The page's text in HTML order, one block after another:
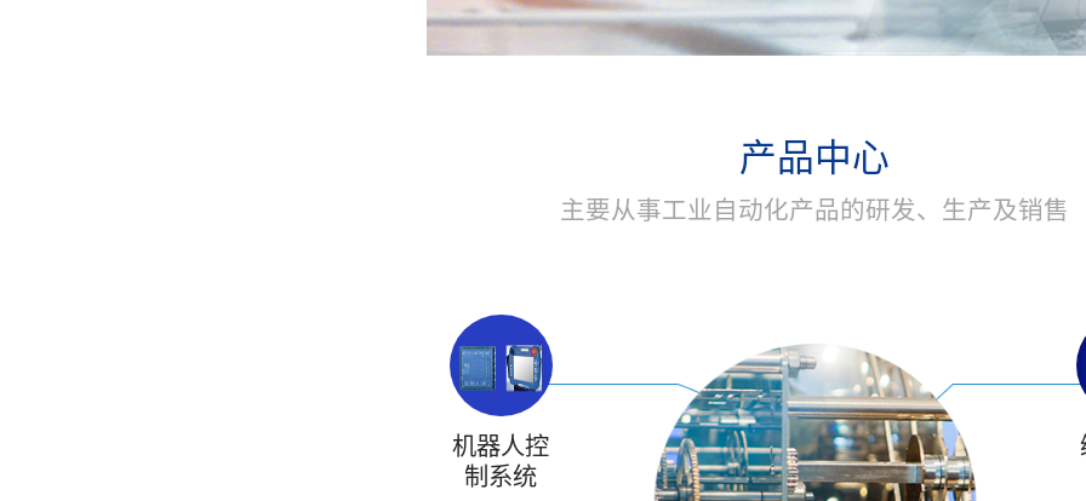
产品中心
主要从事工业自动化产品的研发、生产及销售
机器人控
制系统